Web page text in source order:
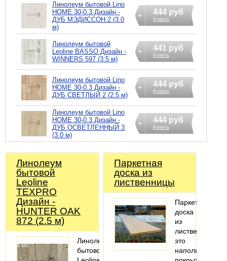
Линолеум бытовой Lino
HOME 30-0.3 Дизайн -
ДУБ МЭДИССОН 2 (3.0
м)
444 руб
Купить
Линолеум бытовой
Leoline BASSO Дизайн -
WINNERS 597 (3.5 м)
441 руб
Купить
Линолеум бытовой Lino
HOME 30-0.3 Дизайн -
ДУБ СВЕТЛЫЙ 2 (2.5 м)
444 руб
Купить
Линолеум бытовой Lino
HOME 30-0.3 Дизайн -
ДУБ ОСВЕТЛЕННЫЙ 3
(3.0 м)
444 руб
Купить
Линолеум
бытовой
Leoline
TEXPRO
Дизайн -
HUNTER OAK
872 (2.5 м)
Линолеум
бытовой
Паркетная
доска из
лиственницы
Паркетная
доска
из
лиственницы
это
напольное